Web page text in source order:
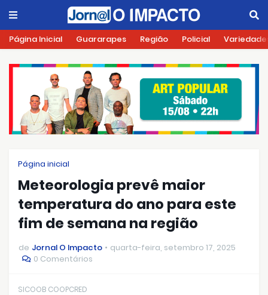
Página Inicial Guararapes Região Policial
Página inicial
Meteorologia prevê maior
temperatura do ano para este
fim de semana na região
de Jornal O Impacto
quarta-feira, setembro 17, 2025
0 Comentários
SICOOB COOPCRED